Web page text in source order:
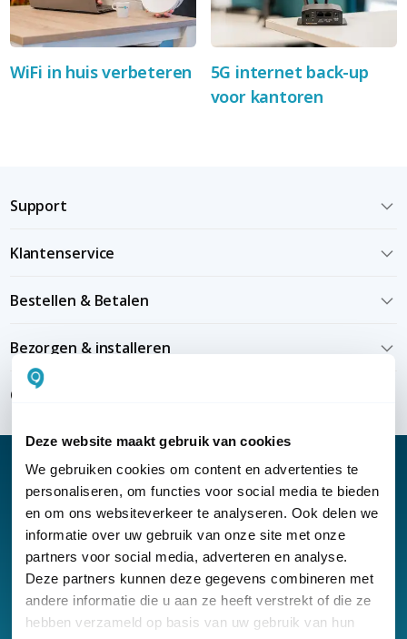
Deze website maakt gebruik van cookies
We gebruiken cookies om content en advertenties te
personaliseren, om functies voor social media te bieden
en om ons websiteverkeer te analyseren. Ook delen we
informatie over uw gebruik van onze site met onze
partners voor social media, adverteren en analyse.
Deze partners kunnen deze gegevens combineren met
andere informatie die u aan ze heeft verstrekt of die ze
hebben verzameld op basis van uw gebruik van hun
WiFi in huis verbeteren
5G internet back-up
voor kantoren
Support
Klantenservice
Bestellen & Betalen
Bezorgen & installeren
Over KommaGo
Nieuwsbrief
Klantenservice